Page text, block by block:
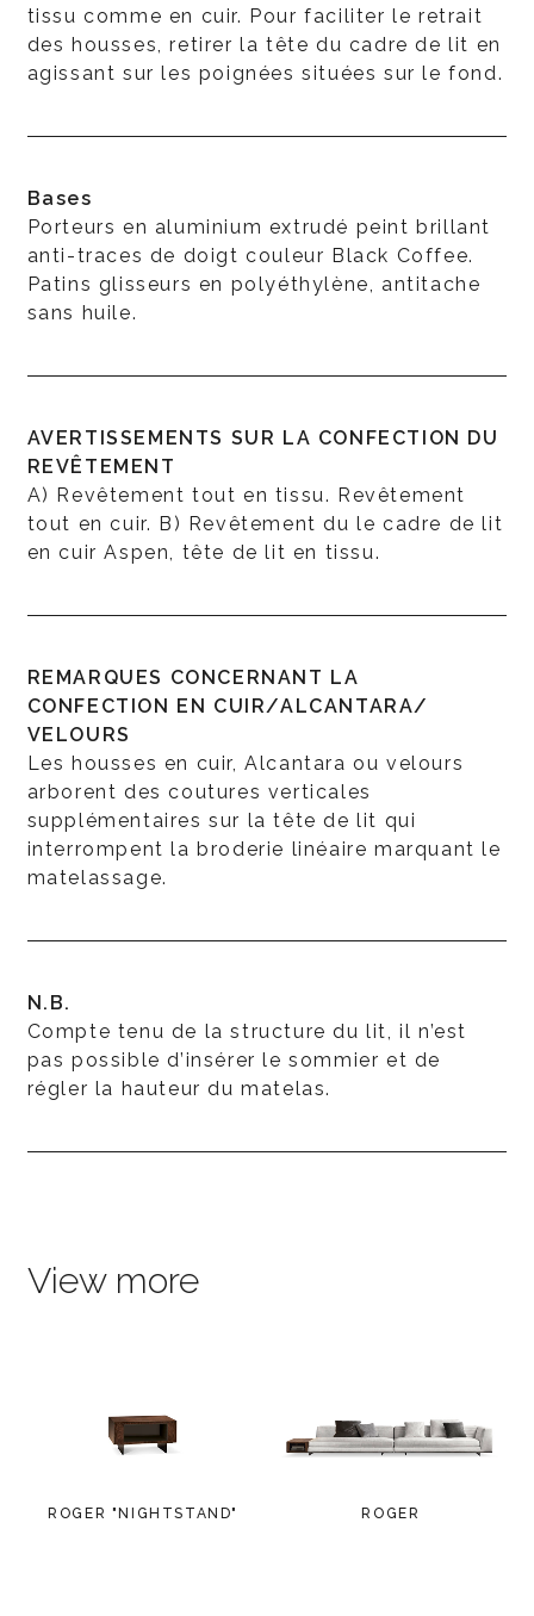
tissu comme en cuir. Pour faciliter le retrait
des housses, retirer la tête du cadre de lit en
agissant sur les poignées situées sur le fond.
Bases
Porteurs en aluminium extrudé peint brillant
anti-traces de doigt couleur Black Coffee.
Patins glisseurs en polyéthylène, antitache
sans huile.
AVERTISSEMENTS SUR LA CONFECTION DU
REVÊTEMENT
A) Revêtement tout en tissu. Revêtement
tout en cuir. B) Revêtement du le cadre de lit
en cuir Aspen, tête de lit en tissu.
REMARQUES CONCERNANT LA
CONFECTION EN CUIR/ALCANTARA/
VELOURS
Les housses en cuir, Alcantara ou velours
arborent des coutures verticales
supplémentaires sur la tête de lit qui
interrompent la broderie linéaire marquant le
matelassage.
N.B.
Compte tenu de la structure du lit, il n’est
pas possible d’insérer le sommier et de
régler la hauteur du matelas.
View more
ROGER "NIGHTSTAND" ROGER